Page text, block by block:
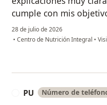
cumple con mis
28 de julio de 2026
• Centro de Nutrición Integral •
PU Número de